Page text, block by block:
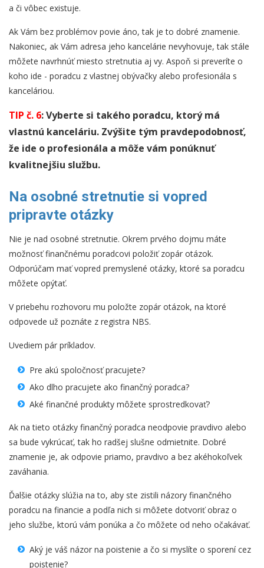
a či vôbec existuje.
Ak Vám bez problémov povie áno, tak je to dobré znamenie.
Nakoniec, ak Vám adresa jeho kancelárie nevyhovuje, tak stále
môžete navrhnúť miesto stretnutia aj vy. Aspoň si preveríte o
koho ide - poradcu z vlastnej obývačky alebo profesionála s
kanceláriou.
TIP č. 6: Vyberte si takého poradcu, ktorý má
vlastnú kanceláriu. Zvýšite tým pravdepodobnosť,
že ide o profesionála a môže vám ponúknuť
kvalitnejšiu službu.
Na osobné stretnutie si vopred
pripravte otázky
Nie je nad osobné stretnutie. Okrem prvého dojmu máte
možnosť finančnému poradcovi položiť zopár otázok.
Odporúčam mať vopred premyslené otázky, ktoré sa poradcu
môžete opýtať.
V priebehu rozhovoru mu položte zopár otázok, na ktoré
odpovede už poznáte z registra NBS.
Uvediem pár príkladov.
Pre akú spoločnosť pracujete?
Ako dlho pracujete ako finančný poradca?
Aké finančné produkty môžete sprostredkovať?
Ak na tieto otázky finančný poradca neodpovie pravdivo alebo
sa bude vykrúcať, tak ho radšej slušne odmietnite. Dobré
znamenie je, ak odpovie priamo, pravdivo a bez akéhokoľvek
zaváhania.
Ďalšie otázky slúžia na to, aby ste zistili názory finančného
poradcu na financie a podľa nich si môžete dotvoriť obraz o
jeho službe, ktorú vám ponúka a čo môžete od neho očakávať.
Aký je váš názor na poistenie a čo si myslíte o sporení cez
poistenie?